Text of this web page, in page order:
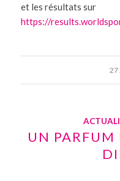
et les résultats sur
https://
27
UN PARFUM